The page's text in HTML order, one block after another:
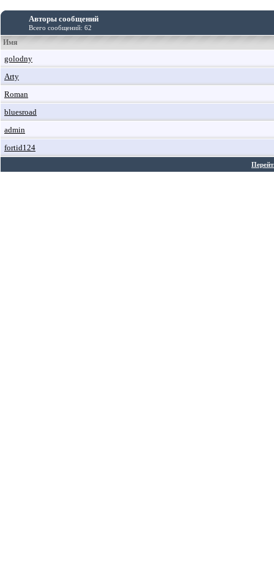
Авторы сообщений
Всего сообщений: 62
Имя
golodny
Arty
Roman
bluesroad
admin
fortid124